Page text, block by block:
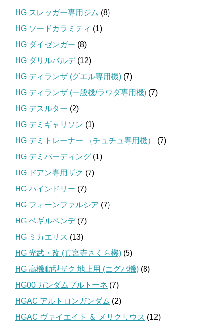
HG スレッガー専用ジム (8)
HG ソードカラミティ (1)
HG ダイゼンガー (8)
HG ダリルバルデ(12)
HG ディランザ (グエル専用機) (7)
HG ディランザ (一般機/ラウダ専用機) (7)
HG デスルター (2)
HG デミギャリソン (1)
HG デミトレーナー （チュチュ専用機）
(7)
HG デミバーディング (1)
HG ドアン専用ザク (7)
HG ハインドリー (7)
HG フォーンファルシア (7)
HG ベギルペンデ(7)
HG ミカエリス (13)
HG 光武・改 (真宮寺さくら機) (5)
HG 高機動型ザク 地上用 (エグバ機) (8)
HG00 ガンダムプルトーネ (7)
HGAC アルトロンガンダム (2)
HGAC ヴァイエイト ＆ メリクリウス (12)